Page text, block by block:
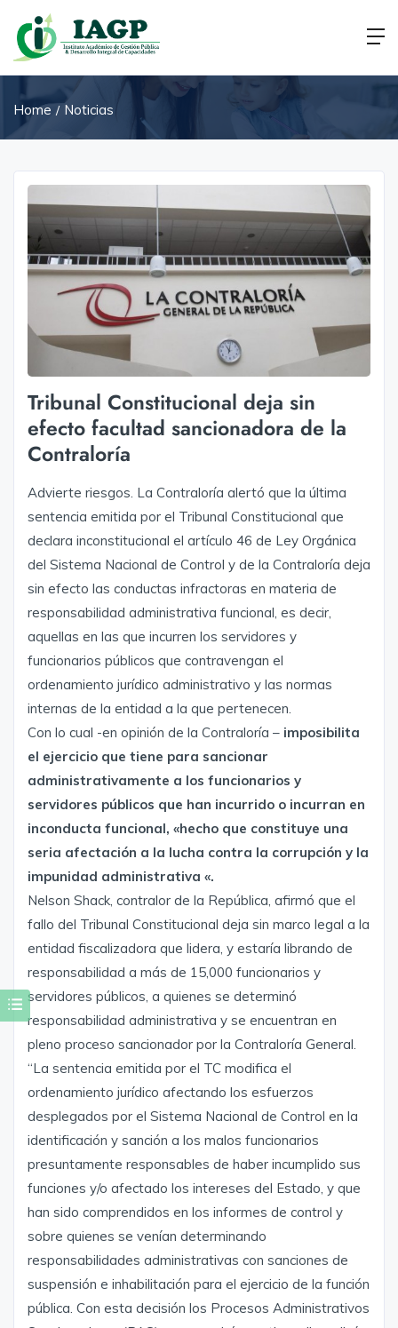
Home Noticias
Tribunal Constitucional deja sin
efecto facultad sancionadora de la
Contraloría
Advierte riesgos. La Contraloría alertó que la última
sentencia emitida por el Tribunal Constitucional que
declara inconstitucional el artículo 46 de Ley Orgánica
del Sistema Nacional de Control y de la Contraloría deja
sin efecto las conductas infractoras en materia de
responsabilidad administrativa funcional, es decir,
aquellas en las que incurren los servidores y
funcionarios públicos que contravengan el
ordenamiento jurídico administrativo y las normas
internas de la entidad a la que pertenecen.
Con lo cual -en opinión de la Contraloría – imposibilita
el ejercicio que tiene para sancionar
administrativamente a los funcionarios y
servidores públicos que han incurrido o incurran en
inconducta funcional, «hecho que constituye una
seria afectación a la lucha contra la corrupción y la
impunidad administrativa «.
Nelson Shack, contralor de la República, afirmó que el
fallo del Tribunal Constitucional deja sin marco legal a la
entidad fiscalizadora que lidera, y estaría librando de
responsabilidad a más de 15,000 funcionarios y
servidores públicos, a quienes se determinó
responsabilidad administrativa y se encuentran en
pleno proceso sancionador por la Contraloría General.
“La sentencia emitida por el TC modifica el
ordenamiento jurídico afectando los esfuerzos
desplegados por el Sistema Nacional de Control en la
identificación y sanción a los malos funcionarios
presuntamente responsables de haber incumplido sus
funciones y/o afectado los intereses del Estado, y que
han sido comprendidos en los informes de control y
sobre quienes se venían determinando
responsabilidades administrativas con sanciones de
suspensión e inhabilitación para el ejercicio de la función
pública. Con esta decisión los Procesos Administrativos